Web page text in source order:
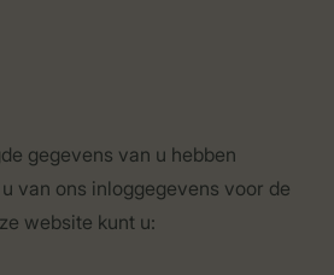
gegevens van u hebben
van ons inloggegevens voor de
website kunt u: